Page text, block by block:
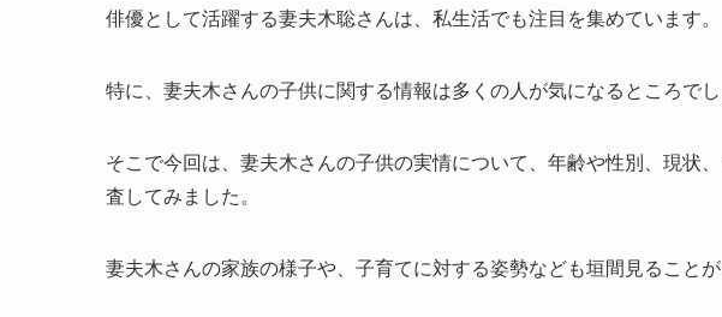
俳優として活躍する妻夫木聡さんは、私生活でも注目を集めています。
特に、妻夫木さんの子供に関する情報は多くの人が気になるところでし
そこで今回は、妻夫木さんの子供の実情について、年齢や性別、現状
査してみました。
妻夫木さんの家族の様子や、子育てに対する姿勢なども垣間見ることが